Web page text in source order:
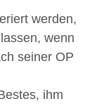
werden,
wenn
seiner OP
ihm